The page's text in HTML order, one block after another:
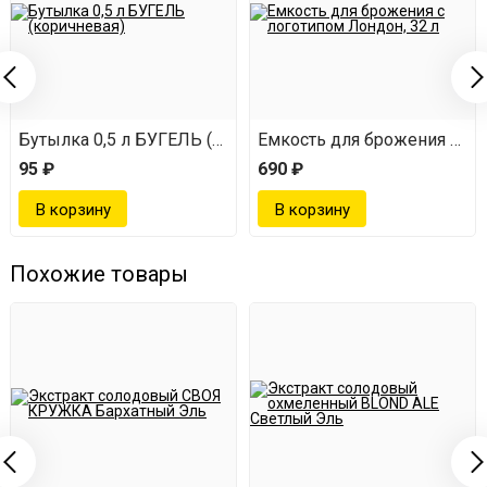
хлора". Тщательно обрабатываем весь инвентарь,
приготовления пива. Далее - промываем холодной
В кастрюлю наливаем 2 л воды, нагреваем её до
45-50 градусов. Параллельно этому пакетик с
экстрактом подогреваем под струёй тёплой воды.
Вносим экстракт из пакета в кастрюлю.
В бродильной ёмкости смешиваем воду с суслом,
тщательно перемешиваем. Температура жидкости
Бутылка 0,5 л БУГЕЛЬ (коричневая)
95 ₽
Емкость для брожения с
690 ₽
Похожие товары